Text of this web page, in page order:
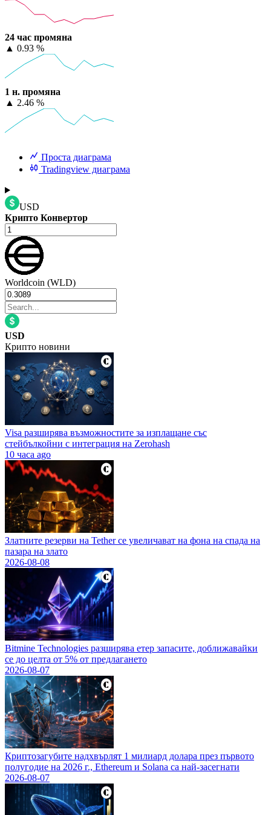
24 час промяна
▲ 0.93 %
1 н. промяна
▲ 2.46 %
Проста диаграма
Tradingview диаграма
USD
Крипто Конвертор
Worldcoin (WLD)
USD
Крипто новини
Visa разширява възможностите за изплащане със
стейбълкойни с интеграция на Zerohash
10 часа ago
Златните резерви на Tether се увеличават на фона на спада на
пазара на злато
2026-08-08
Bitmine Technologies разширява етер запасите, доближавайки
се до целта от 5% от предлагането
2026-08-07
Криптозагубите надхвърлят 1 милиард долара през първото
полугодие на 2026 г., Ethereum и Solana са най-засегнати
2026-08-07